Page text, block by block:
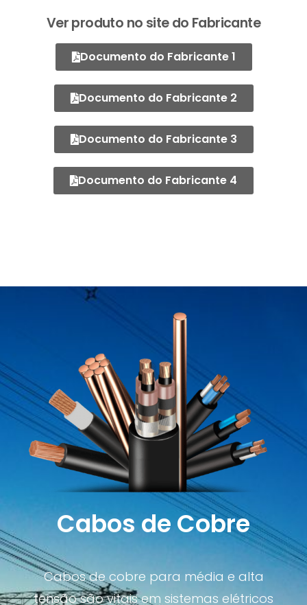
Ver produto no site do Fabricante
Documento do Fabricante 1
Documento do Fabricante 2
Documento do Fabricante 3
Documento do Fabricante 4
Cabos de Cobre
Cabos de cobre para média e alta
tensão são vitais em sistemas elétricos